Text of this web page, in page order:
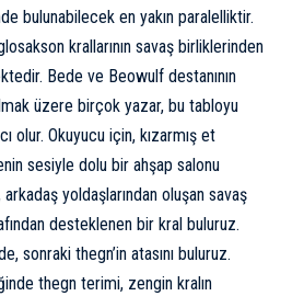
bulunabilecek en yakın paralelliktir.
krallarının savaş birliklerinden
Bede ve Beowulf destanının
üzere birçok yazar, bu tabloyu
olur. Okuyucu için, kızarmış et
sesiyle dolu bir ahşap salonu
yoldaşlarından oluşan savaş
desteklenen bir kral buluruz.
sonraki thegn’in atasını buluruz.
thegn terimi, zengin kralın